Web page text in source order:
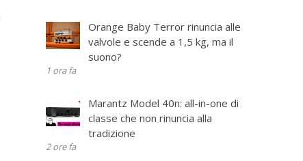
Orange Baby Terror rinuncia alle
valvole e scende a 1,5 kg, ma il
suono?
1 ora fa
Marantz Model 40n: all-in-one di
classe che non rinuncia alla
tradizione
2 ore fa